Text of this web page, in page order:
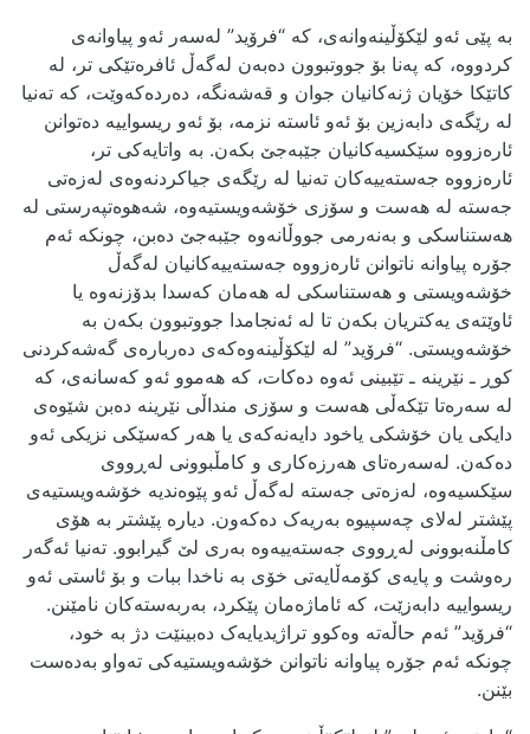
به‌ پێی ئه‌و لێکۆڵینه‌وانه‌ی، که‌ “فرۆید” له‌سه‌ر ئه‌و پیاوانه‌ی
کردووه‌، که‌ په‌نا بۆ جووتبوون ده‌به‌ن له‌گه‌ڵ ئافره‌تێکی تر، له‌
کاتێکا خۆیان ژنه‌کانیان جوان و قه‌شه‌نگه‌، ده‌رده‌که‌وێت، که‌ ته‌نیا
له‌ رێگه‌ی دابه‌زین بۆ ئه‌و ئاسته‌ نزمه‌، بۆ ئه‌و ریسواییه‌ ده‌توانن
ئاره‌زووه‌ سێکسیه‌کانیان جێبه‌جێ بکه‌ن. به‌ واتایه‌کی تر،
ئاره‌زووه‌ جه‌سته‌ییه‌کان ته‌نیا له‌ رێگه‌ی جیاکردنه‌وه‌ی له‌زه‌تی
جه‌سته‌ له‌ هه‌ست و سۆزی خۆشه‌ویستیه‌وه‌، شه‌هوه‌تپه‌رستی له‌
هه‌ستناسکی و به‌نه‌رمی جووڵانه‌وه‌ جێبه‌جێ‌ ده‌بن، چونکه‌ ئه‌م
جۆره‌ پیاوانه‌ ناتوانن ئاره‌زووه‌ جه‌سته‌ییه‌کانیان له‌گه‌ڵ
خۆشه‌ویستی و هه‌ستناسکی له‌ هه‌مان که‌سدا بدۆزنه‌وه‌ یا
ئاوێته‌ی یه‌کتریان بکه‌ن تا له‌ ئه‌نجامدا جووتبوون بکه‌ن به‌
خۆشه‌ویستی. “فرۆید” له‌ لێکۆڵینه‌وه‌که‌‌ی ده‌رباره‌ی گه‌شه‌کردنی
کوڕ ـ نێرینه‌ ـ تێبینی ئه‌وه‌ ده‌کات، که‌ هه‌موو ئه‌و که‌سانه‌ی، که
له‌ سه‌ره‌تا تێکه‌ڵی‌ هه‌ست و سۆزی منداڵی نێرینه‌ ده‌بن شێوه‌ی
دایکی یان خۆشکی یاخود دایه‌نه‌که‌ی یا هه‌ر که‌سێکی نزیکی ئه‌و
ده‌که‌ن. له‌سه‌ره‌تای هه‌رزه‌کاری و کامڵبوونی له‌ڕووی
سێکسیه‌وه‌، له‌زه‌تی جه‌سته‌ له‌گه‌ڵ ئه‌و پێوه‌ندیه‌ خۆشه‌ویستیه‌ی
پێشتر له‌لای چه‌سپیوه‌ به‌ریه‌ک ده‌که‌ون. دیاره‌ پێشتر به‌ هۆی
کامڵنه‌بوونی له‌ڕووی جه‌سته‌ییه‌وه‌ به‌ری لێ گیرابوو. ته‌نیا ئه‌گه‌ر
ره‌وشت و پایه‌ی کۆمه‌ڵایه‌تی خۆی به‌ ناخدا ببات و بۆ ئاستی ئه‌و
ریسواییه‌ دابه‌زێت، که‌ ئاماژه‌مان پێکرد، به‌ربه‌سته‌کان نامێنن.
“فرۆید” ئه‌م حاڵه‌ته‌ وه‌کوو تراژیدیایه‌ک ده‌بینێت دژ به‌ خود،
چونکه‌ ئه‌م جۆره‌ پیاوانه‌ ناتوانن خۆشه‌ویستیه‌کی ته‌واو به‌ده‌ست
بێنن.